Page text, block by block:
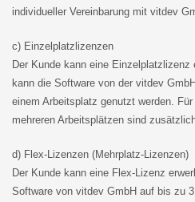
individueller Vereinbarung mit vitdev
c) Einzelplatzlizenzen
Der Kunde kann eine Einzelplatzlizenz
kann die Software von der vitdev
einem Arbeitsplatz genutzt werden.
mehreren Arbeitsplätzen sind
d) Flex-Lizenzen (Mehrplatz-Lizenzen)
Der Kunde kann eine Flex-Lizenz
Software von vitdev GmbH auf bis zu